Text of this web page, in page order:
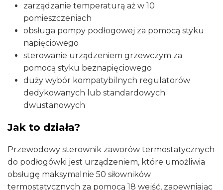
zarządzanie temperaturą aż w 10
pomieszczeniach
obsługa pompy podłogowej za pomocą styku
napięciowego
sterowanie urządzeniem grzewczym za
pomocą styku beznapięciowego
duży wybór kompatybilnych regulatorów
dedykowanych lub standardowych
dwustanowych
Jak to działa?
Przewodowy sterownik zaworów termostatycznych
do podłogówki jest urządzeniem, które umożliwia
obsługę maksymalnie 50 siłowników
termostatycznych za pomocą 18 wejść, zapewniając